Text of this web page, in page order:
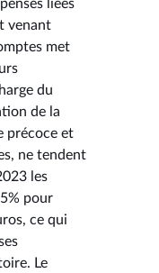
liées
venant
met
du
de la
précoce et
ne tendent
les
pour
ce qui
Le